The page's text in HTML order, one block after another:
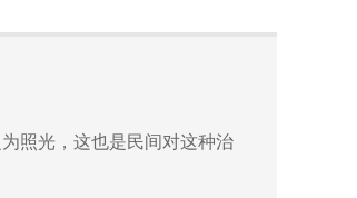
照光，这也是民间对这种治